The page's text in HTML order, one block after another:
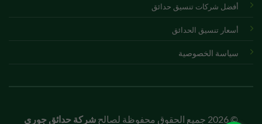
أفضل شركات تنسيق حدائق
أسعار تنسيق الحدائق
سياسة الخصوصية
© 2026 جميع الحقوق محفوظة لصالح شركة حدائق جوري